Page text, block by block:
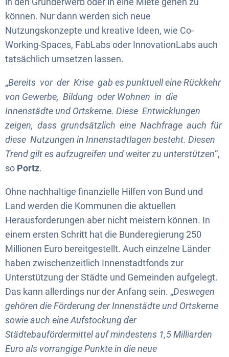
können. Nur dann werden sich neue
Nutzungskonzepte und kreative Ideen, wie Co-
Working-Spaces, FabLabs oder InnovationLabs auch
tatsächlich umsetzen lassen.
„Bereits vor der Krise gab es punktuell eine Rückkehr
von Gewerbe, Bildung oder Wohnen in die
Innenstädte und Ortskerne. Diese Entwicklungen
zeigen, dass grundsätzlich eine Nachfrage auch für
diese Nutzungen in Innenstadtlagen besteht. Diesen
Trend gilt es aufzugreifen und weiter zu unterstützen“,
so Portz.
Ohne nachhaltige finanzielle Hilfen von Bund und
Land werden die Kommunen die aktuellen
Herausforderungen aber nicht meistern können. In
einem ersten Schritt hat die Bunderegierung 250
Millionen Euro bereitgestellt. Auch einzelne Länder
haben zwischenzeitlich Innenstadtfonds zur
Unterstützung der Städte und Gemeinden aufgelegt.
Das kann allerdings nur der Anfang sein. „Deswegen
gehören die Förderung der Innenstädte und Ortskerne
sowie auch eine Aufstockung der
Städtebaufördermittel auf mindestens 1,5 Milliarden
Euro als vorrangige Punkte in die neue